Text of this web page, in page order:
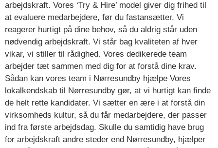
arbejdskraft. Vores ‘Try & Hire’ model giver dig frihed til
at evaluere medarbejdere, før du fastansætter. Vi
reagerer hurtigt på dine behov, så du aldrig står uden
nødvendig arbejdskraft. Vi står bag kvaliteten af hver
vikar, vi stiller til rådighed. Vores dedikerede team
arbejder tæt sammen med dig for at forstå dine krav.
Sådan kan vores team i Nørresundby hjælpe Vores
lokalkendskab til Nørresundby gør, at vi hurtigt kan finde
de helt rette kandidater. Vi sætter en ære i at forstå din
virksomheds kultur, så du får medarbejdere, der passer
ind fra første arbejdsdag. Skulle du samtidig have brug
for arbejdskraft andre steder end Nørresundby, hjælper